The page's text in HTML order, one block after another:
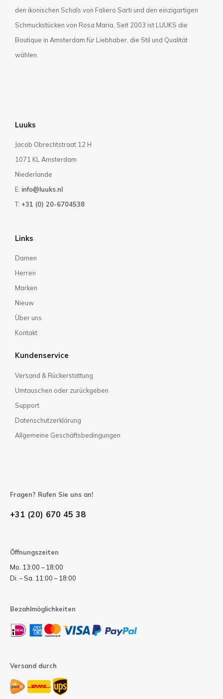
den ikonischen Schals von Faliero Sarti und den einzigartigen
Schmuckstücken von Rosa Maria. Seit 2003 ist LUUKS die
Boutique in Amsterdam für Liebhaber, die Stil und Qualität
wählen.
Luuks
Jacob Obrechtstraat 12 H
1071 KL Amsterdam
Niederlande
E: info@luuks.nl
T: +31 (0) 20-6704538
Links
Damen
Herren
Marken
Nieuw
Über uns
Kontakt
Kundenservice
Versand & Rückerstattung
Umtauschen oder zurückgeben
Support
Datenschutzerklärung
Allgemeine Geschäftsbedingungen
Fragen? Rufen Sie uns an!
+31 (20) 670 45 38
Öffnungszeiten
Mo. 13:00 – 18:00
Di. – Sa. 11:00 – 18:00
Bezahlmöglichkeiten
Versand durch